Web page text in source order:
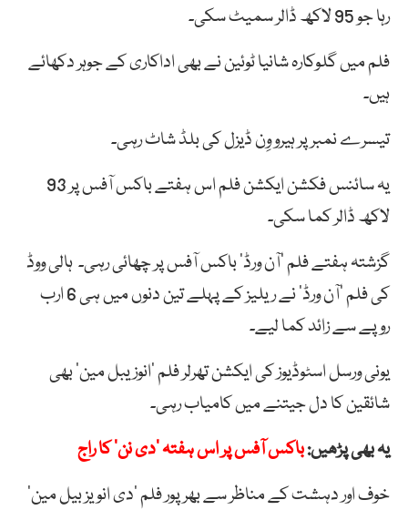
رہا جو 95 لاکھ ڈالر سمیٹ سکی۔
فلم میں گلوکارہ شانیا ٹوئین نے بھی اداکاری کے جوہر دکھائے
ہیں۔
تیسرے نمبر پر ہیرو وِن ڈیزل کی بلڈ شاٹ رہی۔
یہ سائنس فکشن ایکشن فلم اس ہفتے باکس آفس پر 93
لاکھ ڈالر کما سکی۔
گزشتہ ہفتے فلم ’آن ورڈ‘ باکس آفس پر چھائی رہی۔ ہالی ووڈ
کی فلم ’آن ورڈ‘ نے ریلیز کے پہلے تین دنوں میں ہی 6 ارب
روپے سے زائد کما لیے۔
یونی ورسل اسٹوڈیوز کی ایکشن تھرلر فلم ’انوزیبل مین‘ بھی
شائقین کا دل جیتنے میں کامیاب رہی۔
یہ بھی پڑھیں:باکس آفس پر اس ہفتہ ’دی نن‘ کا راج
خوف اور دہشت کے مناظر سے بھر پور فلم ’دی انویز بیل مین‘